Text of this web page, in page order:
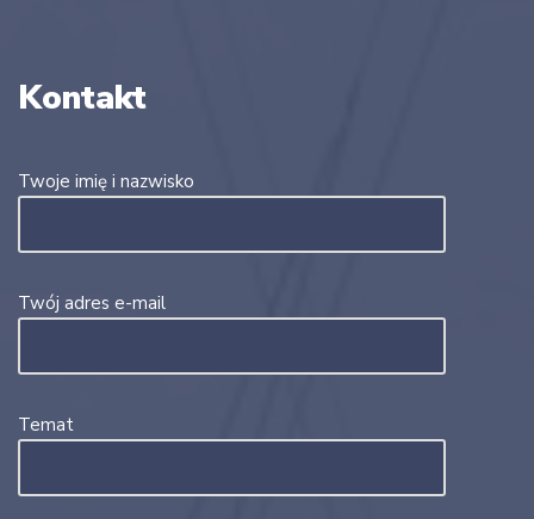
Kontakt
Twoje imię i nazwisko
Twój adres e-mail
Temat